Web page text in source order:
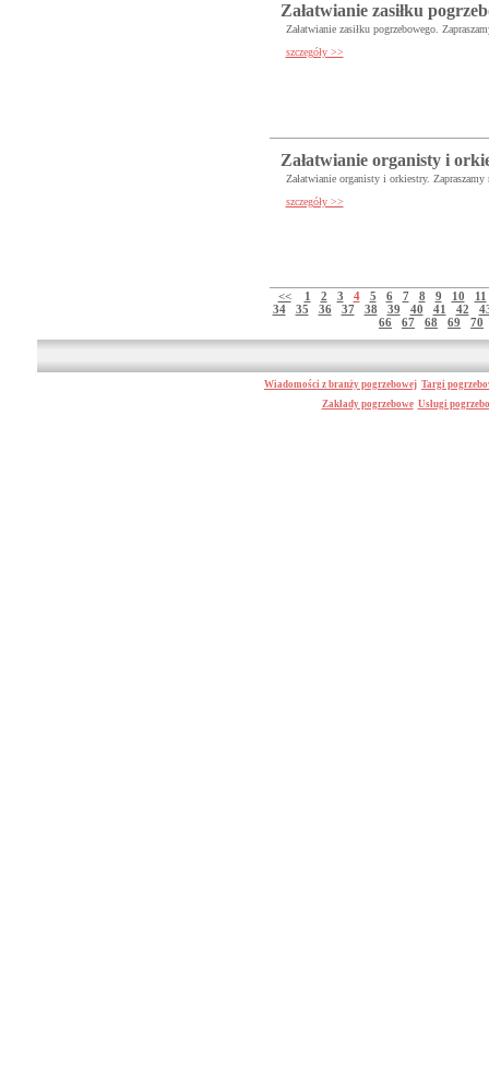
Załatwianie zasiłku
Załatwianie zasiłku pogrzebowego.
szczegóły >>
Załatwianie organisty i
Załatwianie organisty i orkiestry.
szczegóły >>
<< 1 2 3 4 5 6 7 8 9 10
11
34
35 36 37 38 39 40 41 42
66
67 68 69 70
Wiadomości z branży pogrzebowej Targi
Zakłady pogrzebowe Usługi